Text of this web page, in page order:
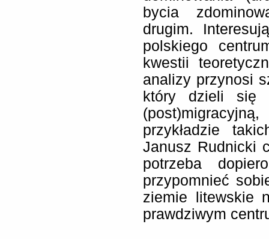
bycia
drugim.
polskiego
kwestii
analizy przynosi
który dzieli się
przykładzie
Janusz Rudnicki
potrzeba
przypomnieć
ziemie litewskie
prawdziwym